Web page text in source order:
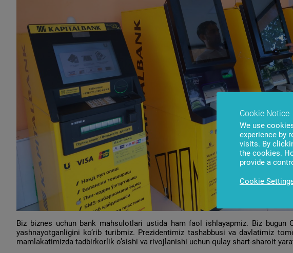
Biz biznes uchun bank mahsulotlari ustida ham faol ishlayapmiz. Biz bugun
yashnayotganligini ko‘rib turibmiz. Prezidentimiz tashabbusi va davlatimiz
mamlakatimizda tadbirkorlik o’sishi va rivojlanishi uchun qulay shart-sharoit
Cookie Notice
We use
experience by
visits. By
the cookies.
provide a
Cookie